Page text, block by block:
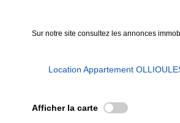
Sur notre site consultez les annonces
Location Appartement
Afficher la carte